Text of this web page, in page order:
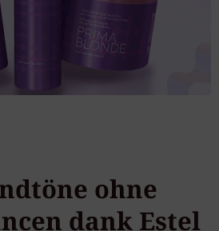
ohne
dank Estel